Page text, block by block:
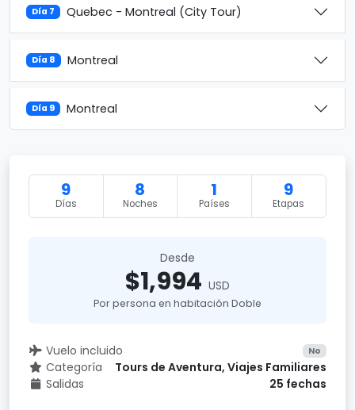
Día 7 Quebec - Montreal (City Tour)
Día 8 Montreal
Día 9 Montreal
9
Días
8
Noches
1
Países
9
Etapas
Desde
$1,994 USD
Por persona en habitación Doble
Vuelo incluido No
Categoría
Tours de Aventura, Viajes Familiares
Salidas
25 fechas